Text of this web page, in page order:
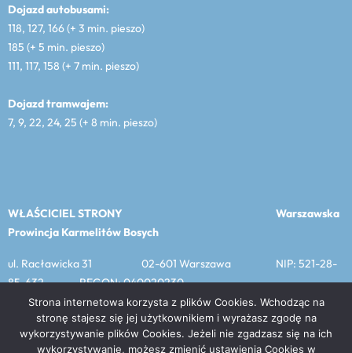
Dojazd autobusami:
118, 127, 166 (+ 3 min. pieszo)
185 (+ 5 min. pieszo)
111, 117, 158 (+ 7 min. pieszo)
Dojazd tramwajem:
7, 9, 22, 24, 25 (+ 8 min. pieszo)
WŁAŚCICIEL STRONY Warszawska
Prowincja Karmelitów Bosych
ul. Racławicka 31 02-601 Warszawa NIP: 521-28-
85-632 REGON: 040020230
MENU
Strona internetowa korzysta z plików Cookies. Wchodząc na
stronę stajesz się jej użytkownikiem i wyrażasz zgodę na
wykorzystywanie plików Cookies. Jeżeli nie zgadzasz się na ich
wykorzystywanie, możesz zmienić ustawienia Cookies w